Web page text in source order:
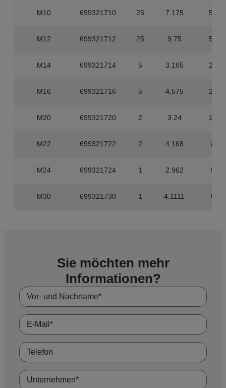
M10 699321710 25 7.175 50
M12 699321712 25 9.75 50
M14 699321714 5 3.165 20
M16 699321716 5 4.575 20
M20 699321720 2 3.24 10
M22 699321722 2 4.168 8
M24 699321724 1 2.962 5
M30 699321730 1 4.1111 5
Sie möchten mehr
Informationen?